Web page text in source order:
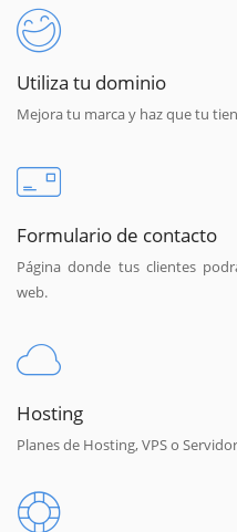
Utiliza tu dominio
Mejora tu marca y haz que tu
Formulario de contacto
Página donde tus clientes
web.
Hosting
Planes de Hosting, VPS o